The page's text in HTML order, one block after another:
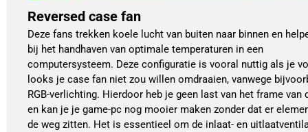
Reversed case fan
Deze fans trekken koele lucht van buiten naar binnen en
bij het handhaven van optimale temperaturen in een
computersysteem. Deze configuratie is vooral nuttig als je
looks je case fan niet zou willen omdraaien, vanwege
RGB-verlichting. Hierdoor heb je geen last van het frame van
en kan je je game-pc nog mooier maken zonder dat er
de weg zitten. Het is essentieel om de inlaat- en